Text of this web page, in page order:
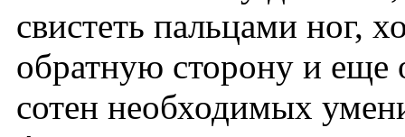
свистеть пальцами ног,
обратную сторону и еще
сотен необходимых